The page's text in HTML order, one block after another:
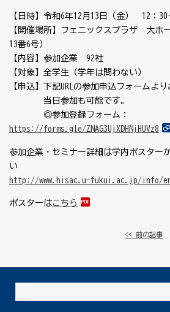
【日時】令和6年12月13日（金） 12：30
【開催場所】フェニックスプラザ 大ホ
13番6号）
【内容】参加企業 92社
【対象】全学生（学年は問わない）
【申込】下記URLの参加申込フォームより
当日参加も可能です。
◎参加登録フォーム：
https://forms.gle/ZNAG3UjXDHNjHUVz8
参加企業・セミナー詳細は学内ポスター
い
http://www.hisac.u-fukui.ac.jp/info/
ポスターはこちら
<< 前の記事